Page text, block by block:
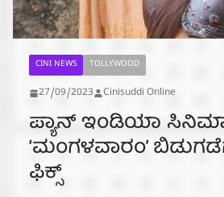
CINI NEWS TOLLYWOOD
27/09/2023 Cinisuddi Online
ಪ್ಯಾನ್ ಇಂಡಿಯಾ
‘ಮಂಗಳವಾರಂ’
ಫಿಕ್ಸ್